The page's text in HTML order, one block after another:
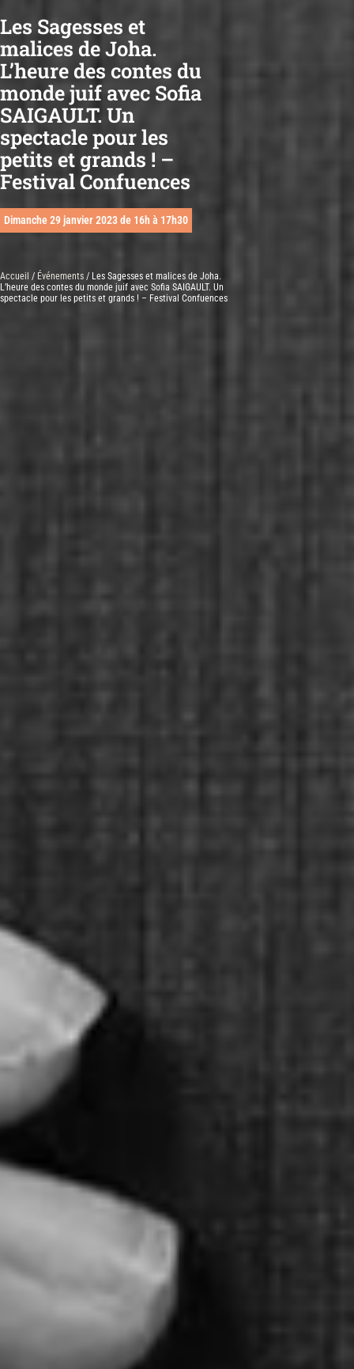
Les Sagesses et
malices de Joha.
L’heure des contes du
monde juif avec Sofia
SAIGAULT. Un
spectacle pour les
petits et grands ! –
Festival Confuences
Dimanche 29 janvier 2023 de 16h à 17h30
Accueil / Événements / Les Sagesses et malices de Joha.
L’heure des contes du monde juif avec Sofia SAIGAULT. Un
spectacle pour les petits et grands ! – Festival Confuences